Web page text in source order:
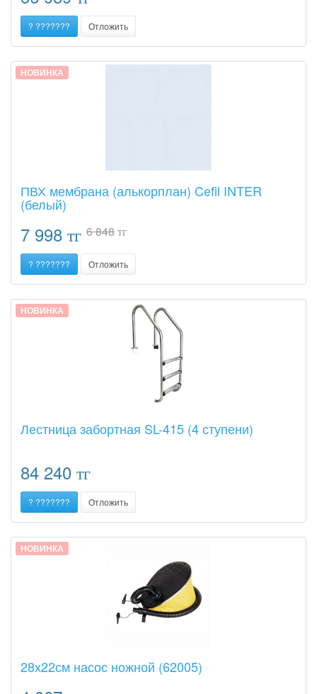
? ??????? Отложить
НОВИНКА
ПВХ мембрана (алькорплан) Cefil INTER
(белый)
7 998 тг 6 848 тг
? ??????? Отложить
НОВИНКА
Лестница забортная SL-415 (4 ступени)
84 240 тг
? ??????? Отложить
НОВИНКА
28х22см насос ножной (62005)